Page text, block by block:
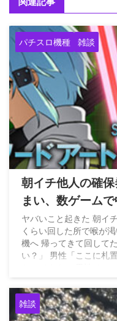
パチスロ機種 雑談
朝イチ他人の確
まい、数ゲーム
員に代われと言
ヤバいこと起きた 朝イ
くらい回した所で喉が
機へ 帰ってきて回して
い？」 男性「ここに札
雑談